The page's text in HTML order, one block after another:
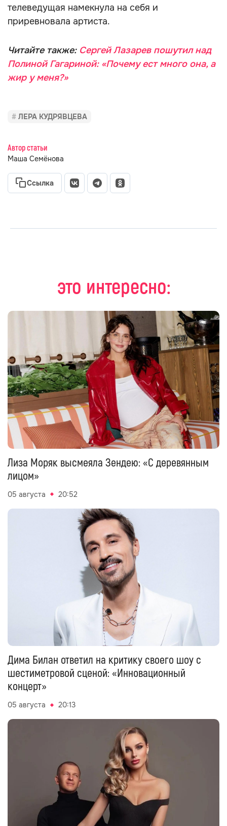
телеведущая намекнула на себя и
приревновала артиста.
Читайте также: Сергей Лазарев пошутил над
Полиной Гагариной: «Почему ест много она, а
жир у меня?»
ЛЕРА КУДРЯВЦЕВА
Автор статьи
Маша Семёнова
Ссылка
это интересно:
Лиза Моряк высмеяла Зендею: «С деревянным
лицом»
05 августа 20:52
Дима Билан ответил на критику своего шоу с
шестиметровой сценой: «Инновационный
концерт»
05 августа 20:13